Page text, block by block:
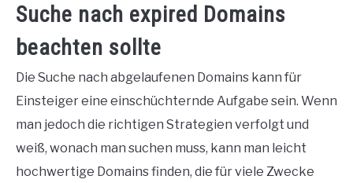
Suche nach expired Domains
beachten sollte
Die Suche nach abgelaufenen Domains kann für
Einsteiger eine einschüchternde Aufgabe sein. Wenn
man jedoch die richtigen Strategien verfolgt und
weiß, wonach man suchen muss, kann man leicht
hochwertige Domains finden, die für viele Zwecke